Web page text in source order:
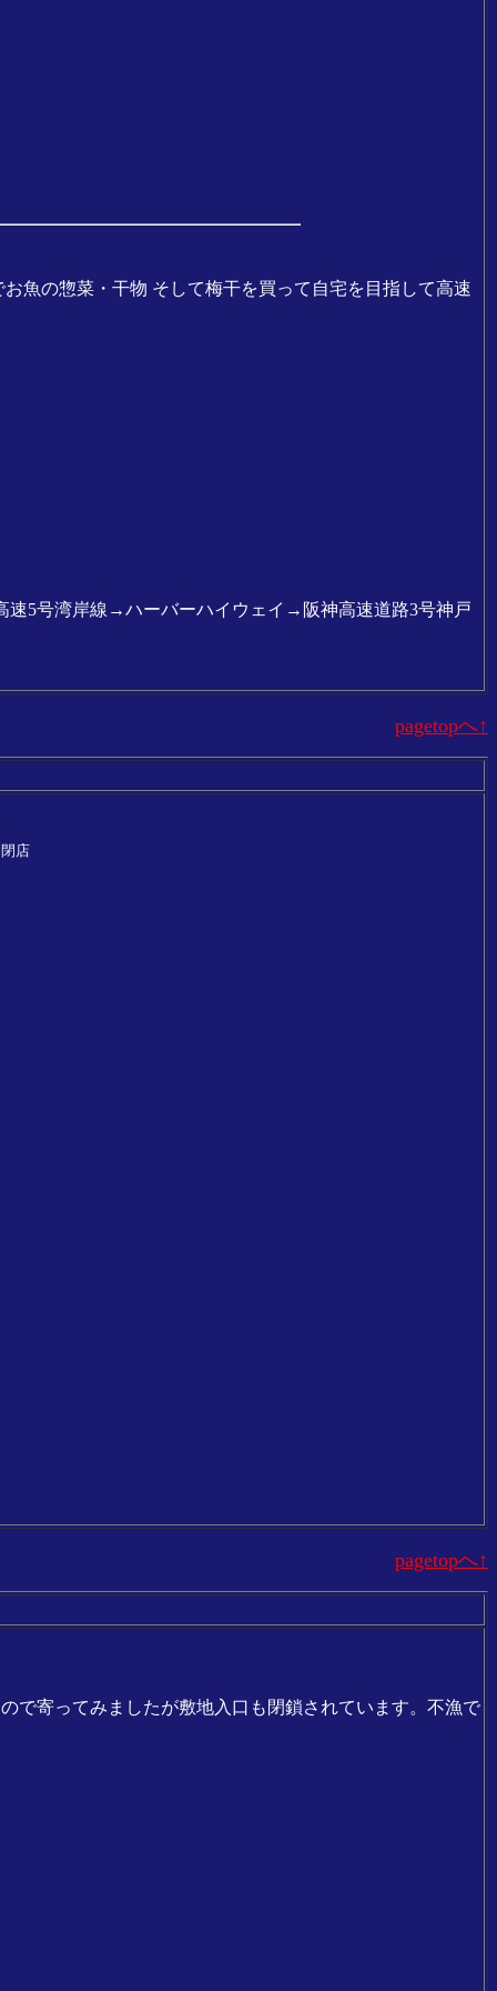
魚の惣菜・干物 そして梅干を買って自宅を目指して高速
5号湾岸線→ハーバーハイウェイ→阪神高速道路3号神戸
pagetopへ↑
店
pagetopへ↑
で寄ってみましたが敷地入口も閉鎖されています。不漁で